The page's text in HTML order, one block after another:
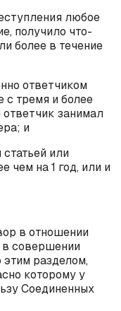
любое
получило что-
более в течение
ответчиком
с тремя и более
занимал
и
или
чем на 1 год, или и
в отношении
в совершении
этим разделом,
которому у
Соединенных